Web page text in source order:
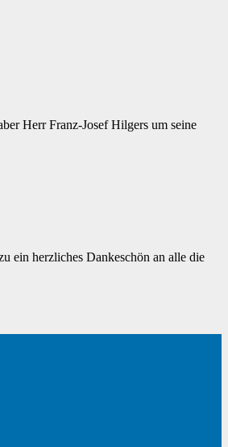
Herr Franz-Josef Hilgers um seine
ein herzliches Dankeschön an alle die